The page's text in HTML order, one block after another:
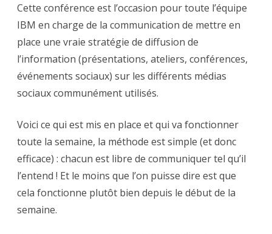
Cette conférence est l’occasion pour toute l’équipe
IBM en charge de la communication de mettre en
place une vraie stratégie de diffusion de
l’information (présentations, ateliers, conférences,
événements sociaux) sur les différents médias
sociaux communément utilisés.
Voici ce qui est mis en place et qui va fonctionner
toute la semaine, la méthode est simple (et donc
efficace) : chacun est libre de communiquer tel qu’il
l’entend ! Et le moins que l’on puisse dire est que
cela fonctionne plutôt bien depuis le début de la
semaine.